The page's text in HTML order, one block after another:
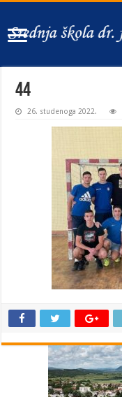
44
26. studenoga 2022.